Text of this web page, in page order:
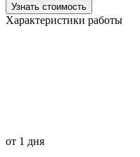
Узнать стоимость
Характеристики работы
от 1 дня